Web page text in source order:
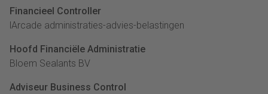
Financieel Controller
lArcade administraties-advies-belastingen
Hoofd Financiële Administratie
Bloem Sealants BV
Adviseur Business Control